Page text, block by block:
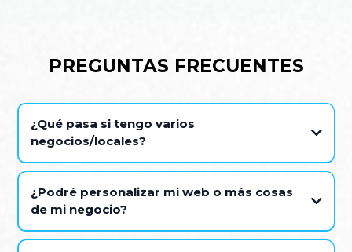
PREGUNTAS FRECUENTES
¿Qué pasa si tengo varios
negocios/locales?
info@growad.io
¿Podré personalizar mi web o más cosas
de mi negocio?